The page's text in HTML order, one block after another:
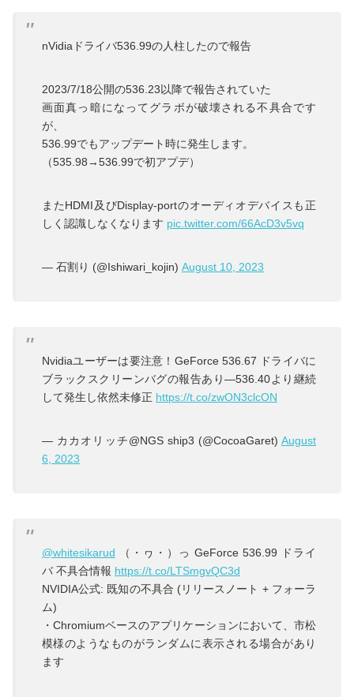
nVidiaドライバ536.99の人柱したので報告
2023/7/18公開の536.23以降で報告されていた
画面真っ暗になってグラボが破壊される不具合です
が、
536.99でもアップデート時に発生します。
（535.98→536.99で初アプデ）
またHDMI及びDisplay-portのオーディオデバイスも正
しく認識しなくなります pic.twitter.com/66AcD3v5vq
— 石割り (@Ishiwari_kojin) August 10, 2023
Nvidiaユーザーは要注意！GeForce 536.67 ドライバに
ブラックスクリーンバグの報告あり―536.40より継続
して発生し依然未修正 https://t.co/zwON3clcON
— カカオリッチ@NGS ship3 (@CocoaGaret) August
6, 2023
@whitesikarud （・ヮ・）っ GeForce 536.99 ドライ
バ 不具合情報 https://t.co/LTSmgvQC3d
NVIDIA公式: 既知の不具合 (リリースノート + フォーラ
ム)
・Chromiumベースのアプリケーションにおいて、市松
模様のようなものがランダムに表示される場合があり
ます